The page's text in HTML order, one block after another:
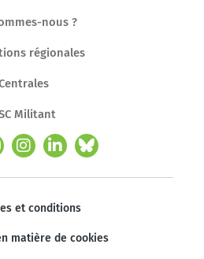
nous ?
régionales
Militant
et conditions
matière de cookies